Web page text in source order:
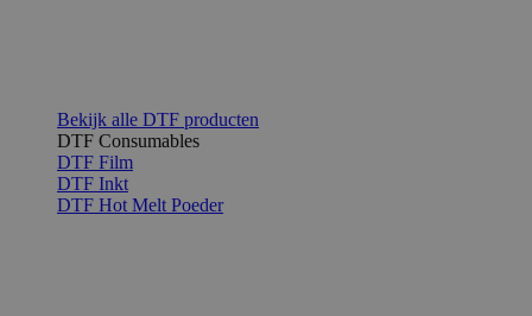
Bekijk alle DTF producten
DTF Consumables
DTF Film
DTF Inkt
DTF Hot Melt Poeder